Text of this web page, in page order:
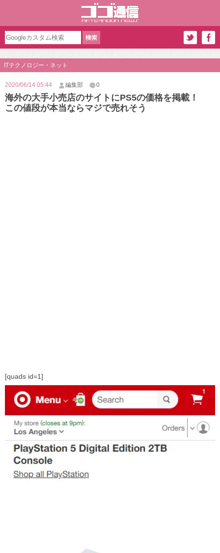
ITテクノロジー・ネット
2020/06/14 05:44 編集部 0
海外の大手小売店のサイトにPS5の価格を掲載！
この値段が本当ならマジで売れそう
[quads id=1]